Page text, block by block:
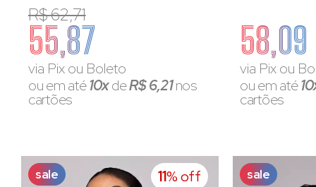
R$ 62,71
55,87
via Pix ou Boleto
ou em até10xdeR$ 6,21nos
cartões
58,09
via Pix ou
ou em até
cartões
sale 11% off sale